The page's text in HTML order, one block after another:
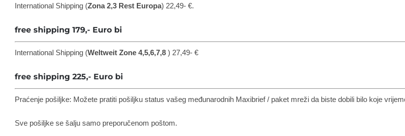
International Shipping (Zona 2,3 Rest Europa) 22,49- €.
free shipping 179,- Euro bi
International Shipping (Weltweit Zone 4,5,6,7,8 ) 27,49- €
free shipping 225,- Euro bi
Praćenje pošiljke: Možete pratiti pošiljku status vašeg međunarodnih Maxibrief / paket mreži da biste dobili bilo koje
Sve pošiljke se šalju samo preporučenom poštom.